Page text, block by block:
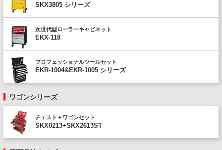
SKX3805 シリーズ
次世代型ローラーキャビネット
EKX-118
プロフェッショナルツールセット
EKR-1004&EKR-1005 シリーズ
ワゴンシリーズ
チェスト＋ワゴンセット
SKX0213+SKX2613ST